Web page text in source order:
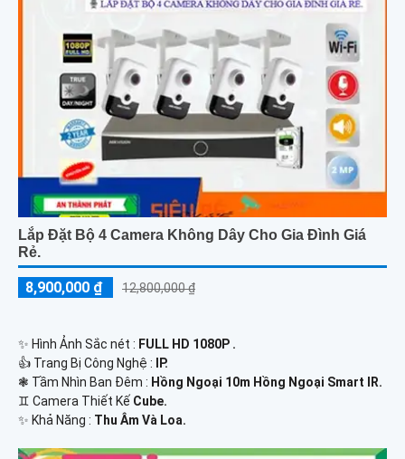
Lắp Đặt Bộ 4 Camera Không Dây Cho Gia Đình Giá
Rẻ.
8,900,000 ₫ 12,800,000 ₫
✨ Hình Ảnh Sắc nét : FULL HD 1080P .
👍 Trang Bị Công Nghệ :
IP.
❃ Tầm Nhìn Ban Đêm : Hồng Ngoại 10m Hồng Ngoại Smart IR.
♊ Camera Thiết Kế Cube.
️✨ Khả Năng : Thu Âm Và Loa.